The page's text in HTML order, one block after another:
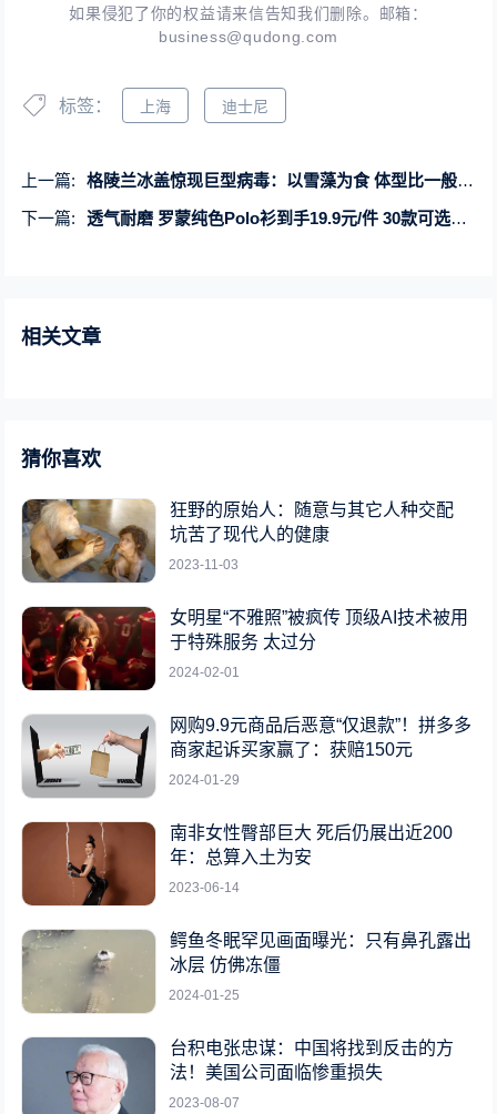
如果侵犯了你的权益请来信告知我们删除。邮箱：
business@qudong.com
标签： 上海 迪士尼
上一篇:
格陵兰冰盖惊现巨型病毒：以雪藻为食 体型比一般细菌大
下一篇:
透气耐磨 罗蒙纯色Polo衫到手19.9元/件 30款可选手慢无
相关文章
猜你喜欢
狂野的原始人：随意与其它人种交配
坑苦了现代人的健康
2023-11-03
女明星“不雅照”被疯传 顶级AI技术被用
于特殊服务 太过分
2024-02-01
网购9.9元商品后恶意“仅退款”！拼多多
商家起诉买家赢了：获赔150元
2024-01-29
南非女性臀部巨大 死后仍展出近200
年：总算入土为安
2023-06-14
鳄鱼冬眠罕见画面曝光：只有鼻孔露出
冰层 仿佛冻僵
2024-01-25
台积电张忠谋：中国将找到反击的方
法！美国公司面临惨重损失
2023-08-07